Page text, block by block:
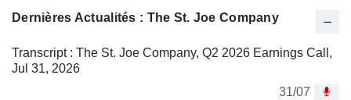
Dernières Actualités : The St. Joe Company
Transcript : The St. Joe Company, Q2 2026 Earnings Call,
Jul 31, 2026
31/07